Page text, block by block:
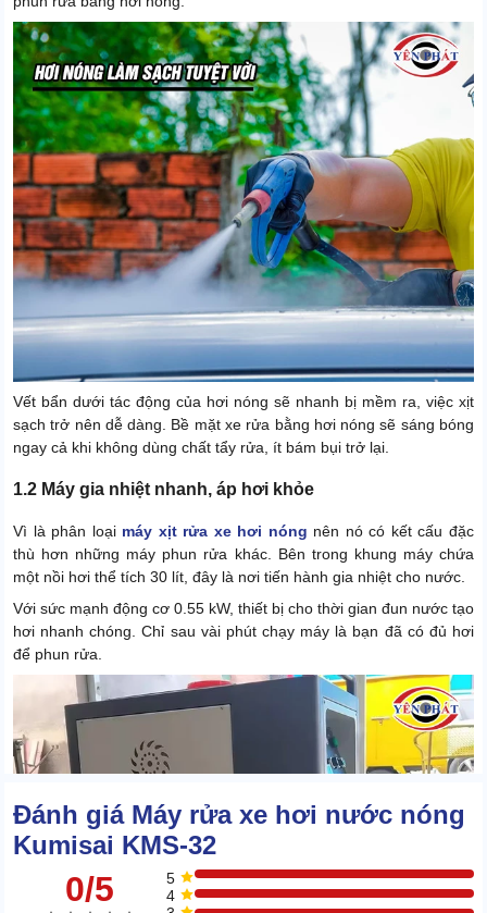
Vết bẩn dưới tác động của hơi nóng sẽ nhanh bị mềm ra, việc xịt
sạch trở nên dễ dàng. Bề mặt xe rửa bằng hơi nóng sẽ sáng bóng
ngay cả khi không dùng chất tẩy rửa, ít bám bụi trở lại.
1.2 Máy gia nhiệt nhanh, áp hơi khỏe
Vì là phân loại máy xịt rửa xe hơi nóng nên nó có kết cấu đặc
thù hơn những máy phun rửa khác. Bên trong khung máy chứa
một nồi hơi thể tích 30 lít, đây là nơi tiến hành gia nhiệt cho nước.
Với sức mạnh động cơ 0.55 kW, thiết bị cho thời gian đun nước tạo
hơi nhanh chóng. Chỉ sau vài phút chạy máy là bạn đã có đủ hơi
để phun rửa.
Đánh giá Máy rửa xe hơi nước nóng
Kumisai KMS-32
0/5
5
4